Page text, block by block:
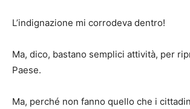
L’indignazione mi corrodeva dentro!
Ma, dico, bastano semplici attività, per
Paese.
Ma, perché non fanno quello che i